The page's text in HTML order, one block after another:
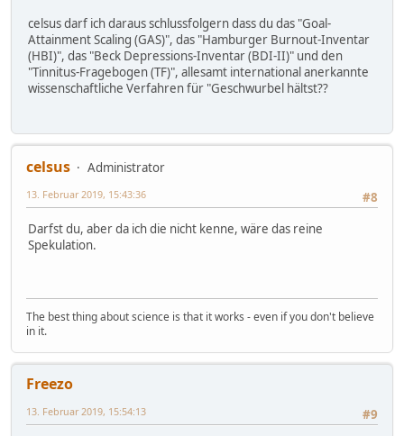
celsus darf ich daraus schlussfolgern dass du das "Goal-
Attainment Scaling (GAS)", das "Hamburger Burnout-Inventar
(HBI)", das "Beck Depressions-Inventar (BDI-II)" und den
"Tinnitus-Fragebogen (TF)", allesamt international anerkannte
wissenschaftliche Verfahren für "Geschwurbel hältst??
celsus
Administrator
#8
13. Februar 2019, 15:43:36
Darfst du, aber da ich die nicht kenne, wäre das reine
Spekulation.
The best thing about science is that it works - even if you don't believe
in it.
Freezo
#9
13. Februar 2019, 15:54:13